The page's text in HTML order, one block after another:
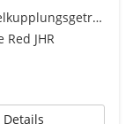
Doppelkupplungsgetriebe (DSG)
Red JHR
Details